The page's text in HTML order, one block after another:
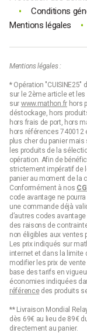
• Conditions
Mentions légales •
Mentions légales :
* Opération
sur le 2ème article et les
sur www.mathon.frhors
déstockage, hors
hors frais de port, hors
hors références 740012
plus cher du panier
les produits de la
opération. Afin de
strictement impératif de
panier au moment de la
Conformément à nos
code avantage ne
une commande déjà
d’autres codes
des raisons de
non éligibles aux ventes
Les prix indiqués sur
internet et dans la limite
modifier les prix de
base des tarifs en
économies indiquées
référencedes produits
** Livraison Mondial
dès 69€ au lieu de 89€
directement au panier.